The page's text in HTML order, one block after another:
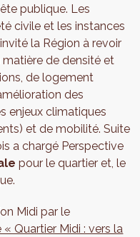
publique. Les
civile et les instances
la Région à revoir
de densité et
de logement
des
enjeux climatiques
et de mobilité. Suite
a chargé Perspective
pour le quartier et, le
Midi par le
Quartier Midi : vers la